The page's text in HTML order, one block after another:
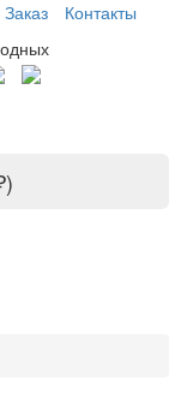
Заказ
Контакты